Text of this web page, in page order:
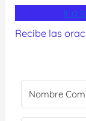
Ir a
Recibe las